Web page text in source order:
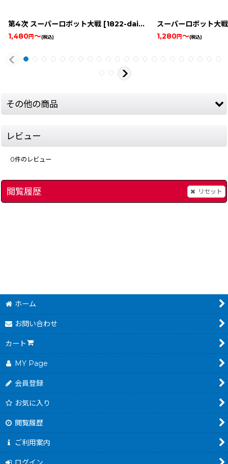
第4次 スーパーロボット大戦 [1822-dai-4tsugi-super-r-snes ]
1,480円～(税込)
スーパーロボット大
1,280円～(税込)
その他の商品
レビュー
0件のレビュー
閲覧履歴 リセット
ホーム
お問い合わせ
カート
MY Page
会員登録
お気に入り
閲覧履歴
ご利用案内